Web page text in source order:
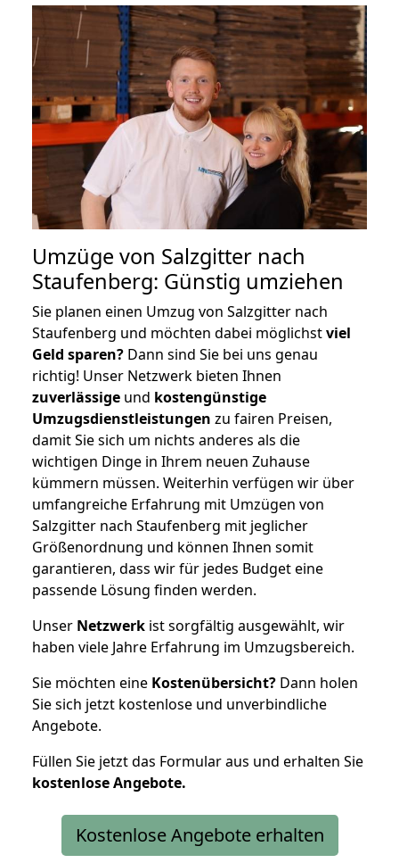
Umzüge von Salzgitter nach
Staufenberg: Günstig umziehen
Sie planen einen Umzug von Salzgitter nach
Staufenberg und möchten dabei möglichstviel
Geld sparen? Dann sind Sie bei uns genau
richtig! Unser Netzwerk bieten Ihnen
zuverlässige und kostengünstige
Umzugsdienstleistungen zu fairen Preisen,
damit Sie sich um nichts anderes als die
wichtigen Dinge in Ihrem neuen Zuhause
kümmern müssen. Weiterhin verfügen wir über
umfangreiche Erfahrung mit Umzügen von
Salzgitter nach Staufenberg mit jeglicher
Größenordnung und können Ihnen somit
garantieren, dass wir für jedes Budget eine
passende Lösung finden werden.
Unser Netzwerk ist sorgfältig ausgewählt, wir
haben viele Jahre Erfahrung im Umzugsbereich.
Sie möchten eine Kostenübersicht? Dann holen
Sie sich jetzt kostenlose und unverbindliche
Angebote.
Füllen Sie jetzt das Formular aus und erhalten Sie
kostenloseAngebote.
Kostenlose Angebote erhalten